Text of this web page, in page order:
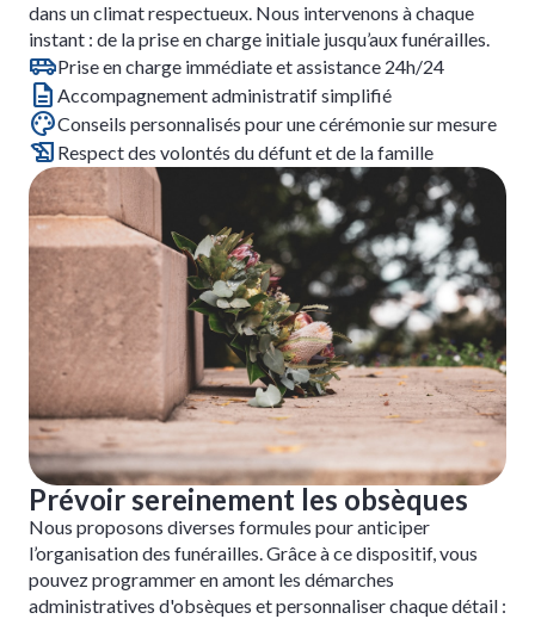
dans un climat respectueux. Nous intervenons à chaque
instant : de la prise en charge initiale jusqu’aux funérailles.
Prise en charge immédiate et assistance 24h/24
Accompagnement administratif simplifié
Conseils personnalisés pour une cérémonie sur mesure
Respect des volontés du défunt et de la famille
Prévoir sereinement les obsèques
Nous proposons diverses formules pour anticiper
l’organisation des funérailles. Grâce à ce dispositif, vous
pouvez programmer en amont les démarches
administratives d'obsèques et personnaliser chaque détail :